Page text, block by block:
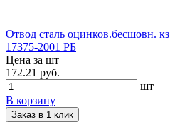
Отвод сталь оцинков.бесшовн.
17375-2001 РБ
Цена за шт
172.21 руб.
шт
В корзину
Заказ в 1 клик